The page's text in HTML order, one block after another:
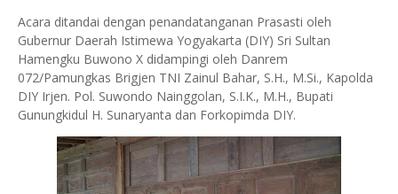
Acara ditandai dengan penandatanganan Prasasti oleh
Gubernur Daerah Istimewa Yogyakarta (DIY) Sri Sultan
Hamengku Buwono X didampingi oleh Danrem
072/Pamungkas Brigjen TNI Zainul Bahar, S.H., M.Si., Kapolda
DIY Irjen. Pol. Suwondo Nainggolan, S.I.K., M.H., Bupati
Gunungkidul H. Sunaryanta dan Forkopimda DIY.